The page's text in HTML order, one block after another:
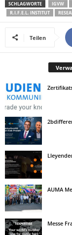
SCHLAGWORTE IGVW
R.I.F.E.L. INSTITUT
Teilen
AUMA
Messe